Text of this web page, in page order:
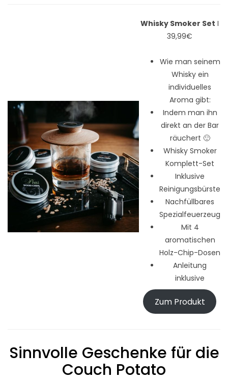
Whisky Smoker Set I
39,99€
Wie man seinem
Whisky ein
individuelles
Aroma gibt:
Indem man ihn
direkt an der Bar
räuchert 🙂
Whisky Smoker
Komplett-Set
Inklusive
Reinigungsbürste
Nachfüllbares
Spezialfeuerzeug
Mit 4
aromatischen
Holz-Chip-Dosen
Anleitung
inklusive
Zum Produkt
Sinnvolle Geschenke für die
Couch Potato